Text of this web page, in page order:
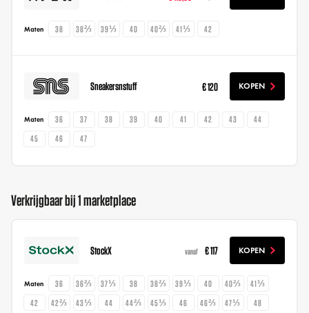
Maten 38 38⅔ 39⅓ 40 40⅔ 41⅓ 42
Sneakersnstuff € 120 KOPEN
Maten 36 37 38 39 40 41 42 43
44
45
46 47
Verkrijgbaar bij 1 marketplace
StockX vanaf € 117 KOPEN
Maten 36 36⅔ 37⅓ 38 38⅔ 39⅓ 40 40⅔
41⅓
42
42⅔ 43⅓ 44 44⅔ 45⅓ 46 46⅔ 47⅓
48